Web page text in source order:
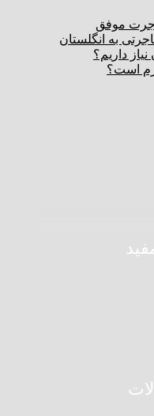
موفق
به انگلستان
داریم؟
است؟